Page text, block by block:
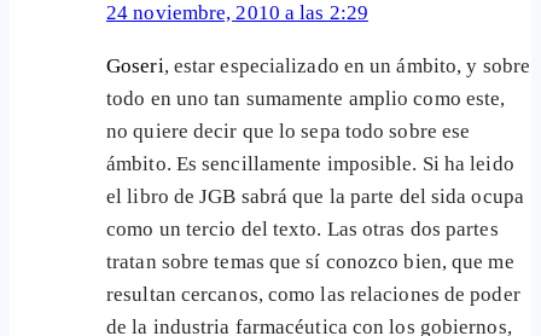
24 noviembre, 2010 a las 2:29
Goseri, estar especializado en un ámbito, y sobre
todo en uno tan sumamente amplio como este,
no quiere decir que lo sepa todo sobre ese
ámbito. Es sencillamente imposible. Si ha leido
el libro de JGB sabrá que la parte del sida ocupa
como un tercio del texto. Las otras dos partes
tratan sobre temas que sí conozco bien, que me
resultan cercanos, como las relaciones de poder
de la industria farmacéutica con los gobiernos,